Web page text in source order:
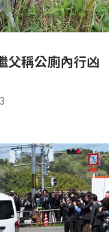
父稱公廁內行凶